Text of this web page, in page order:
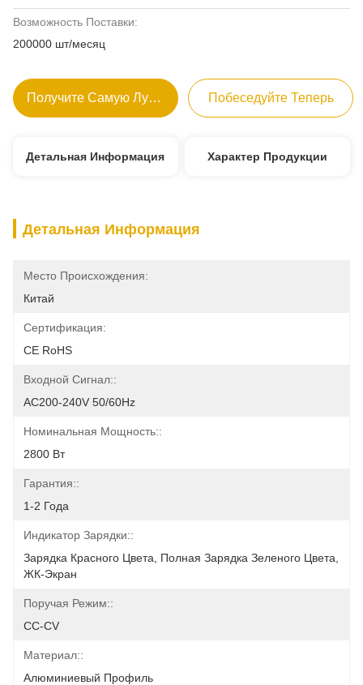
Возможность Поставки:
200000 шт/месяц
Получите Самую Лучшую Цену Побеседуйте Теперь
Детальная Информация Характер Продукции
Детальная Информация
Место Происхождения:
Китай
Сертификация:
CE RoHS
Входной Сигнал::
AC200-240V 50/60Hz
Номинальная Мощность::
2800 Вт
Гарантия::
1-2 Года
Индикатор Зарядки::
Зарядка Красного Цвета, Полная Зарядка Зеленого Цвета,
ЖК-Экран
Поручая Режим::
CC-CV
Материал::
Алюминиевый Профиль